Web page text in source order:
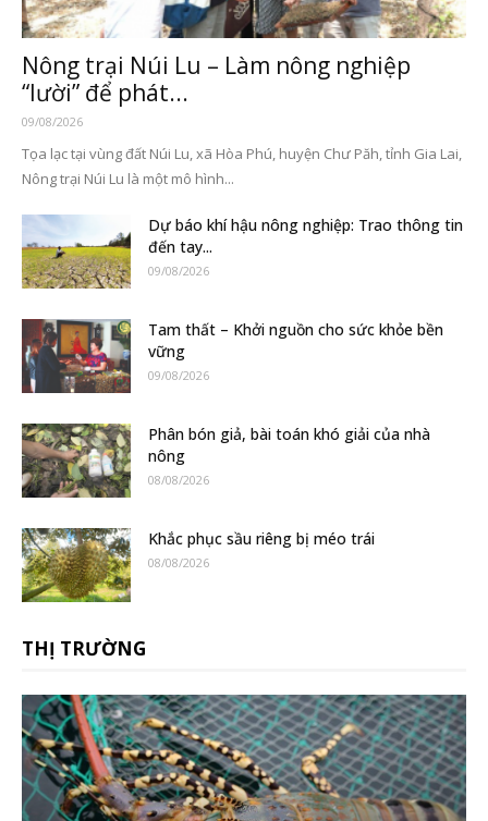
Nông trại Núi Lu – Làm nông nghiệp
“lười” để phát...
09/08/2026
Tọa lạc tại vùng đất Núi Lu, xã Hòa Phú, huyện Chư Păh, tỉnh Gia Lai,
Nông trại Núi Lu là một mô hình...
Dự báo khí hậu nông nghiệp: Trao thông tin
đến tay...
09/08/2026
Tam thất – Khởi nguồn cho sức khỏe bền
vững
09/08/2026
Phân bón giả, bài toán khó giải của nhà
nông
08/08/2026
Khắc phục sầu riêng bị méo trái
08/08/2026
THỊ TRƯỜNG